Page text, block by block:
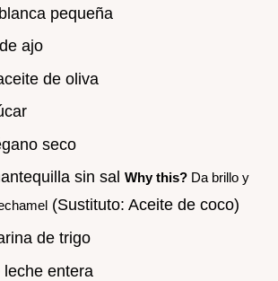
pequeña
ajo
de oliva
seco
sin sal Why this? Da brillo y
(Sustituto: Aceite de coco)
de trigo
leche entera